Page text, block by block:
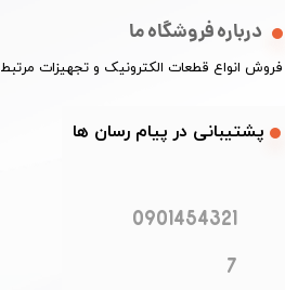
درباره فروشگاه ما
​فروش انواع قطعات الکترونیک و تجهیزات مرتبط
​​پشتیبانی در پیام رسان ها
0901454321
7